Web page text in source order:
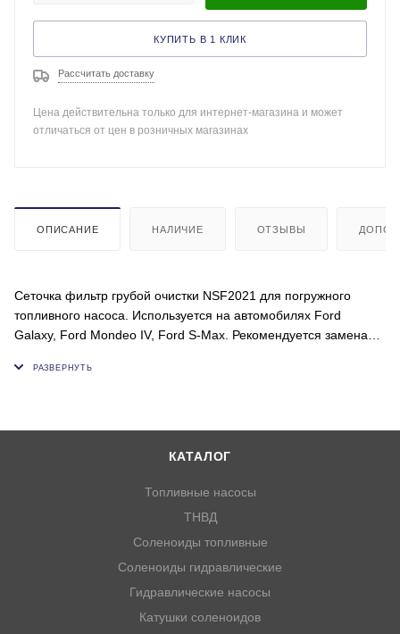
КУПИТЬ В 1 КЛИК
Рассчитать доставку
Цена действительна только для интернет-магазина и может
отличаться от цен в розничных магазинах
ОПИСАНИЕ НАЛИЧИЕ ОТЗЫВЫ
Сеточка фильтр грубой очистки NSF2021 для погружного
топливного насоса. Используется на автомобилях Ford
Galaxy, Ford Mondeo IV, Ford S-Max. Рекомендуется замена
КАТАЛОГ
Топливные насосы
ТНВД
Соленоиды топливные
Соленоиды гидравлические
Гидравлические насосы
Катушки соленоидов